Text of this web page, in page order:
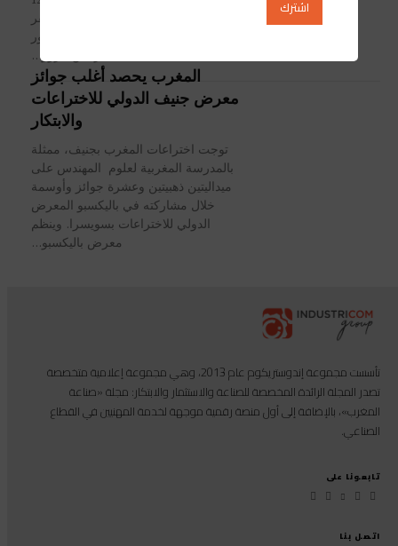
لمنظمة التجارة العالمية أمس الأحد، بمقر
المنظمة في مدينة جنيف بسويسرا، بحضور
رياض مزّور...
المغرب يحصد أغلب جوائز
معرض جنيف الدولي للاختراعات
و‎الابتكار
توجت اختراعات المغرب بجنيف، ممثلة
بالمدرسة المغربية لعلوم المهندس على
ميداليتين ذهبيتين وعشرة جوائز وأوسمة
خلال مشاركته في باليكسبو المعرض
الدولي للاختراعات بسويسرا. وينظم
معرض باليكسبو...
اتصل بنا
تأسست مجموعة إندوستريكوم عام 2013، وهي مجموعة إعلامية متخصصة
تصدر المجلة الرائدة المخصصة للصناعة والاستثمار والابتكار: مجلة «صناعة
المغرب»، بالإضافة إلى أول منصة رقمية موجهة لخدمة المهنيين في القطاع
الصناعي.
تابعونا على